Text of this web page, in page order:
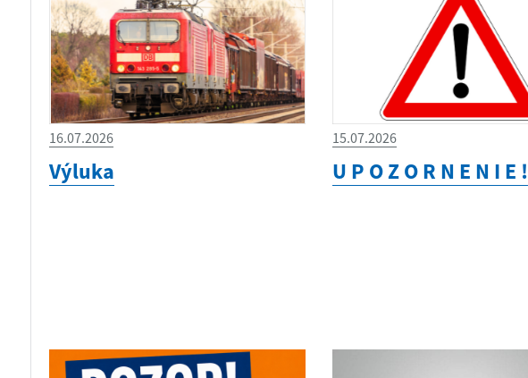
16.07.2026
Výluka
15.07.2026
U P O Z O R N E N I E !